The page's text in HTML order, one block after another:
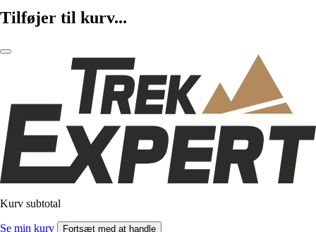
Tilføjer til kurv...
Kurv subtotal
Se min kurv Fortsæt med at handle